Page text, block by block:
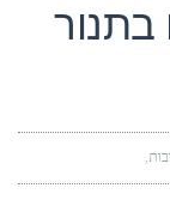
בתנור